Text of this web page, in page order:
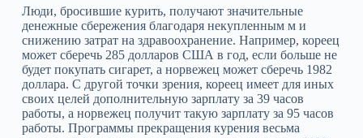
Люди, бросившие курить, получают значительные
денежные сбережения благодаря некупленным м и
снижению затрат на здравоохранение. Например, кореец
может сберечь 285 долларов США в год, если больше не
будет покупать сигарет, а норвежец может сберечь 1982
доллара. С другой точки зрения, кореец имеет для иных
своих целей дополнительную зарплату за 39 часов
работы, а норвежец получит такую зарплату за 95 часов
работы. Программы прекращения курения весьма